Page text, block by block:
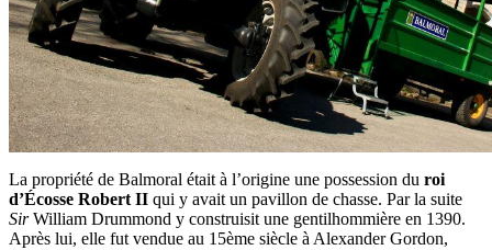
La propriété de Balmoral était à l’origine une possession du roi
d’Écosse Robert II qui y avait un pavillon de chasse. Par la suite
SirWilliam Drummond y construisit une gentilhommière en 1390.
Après lui, elle fut vendue au 15ème siècle à Alexander Gordon,